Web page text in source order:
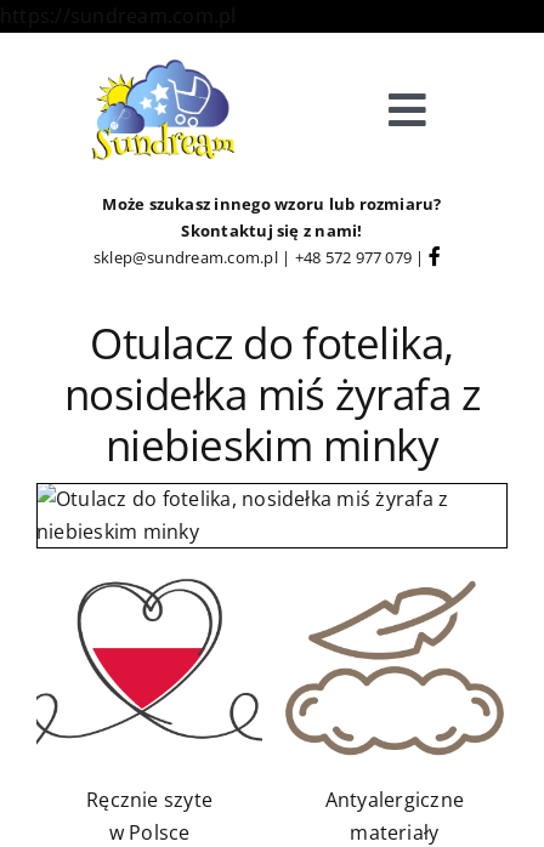
Toggle
Kategorie
Strefa Klienta
Informacje
O Nas
Kontakt
Może szukasz innego wzoru lub rozmiaru?
Skontaktuj się z nami!
sklep@sundream.com.pl| +48 572 977 079 |
Otulacz do fotelika,
nosidełka miś żyrafa z
niebieskim minky
Ręcznie szyte
w Polsce
Antyalergiczne
materiały